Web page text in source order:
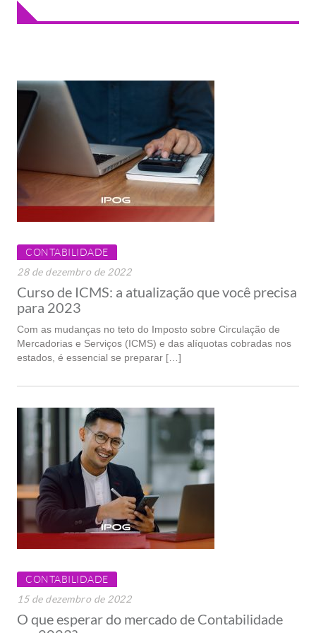
CONTABILIDADE
28 de dezembro de 2022
Curso de ICMS: a atualização que você precisa
para 2023
Com as mudanças no teto do Imposto sobre Circulação de
Mercadorias e Serviços (ICMS) e das alíquotas cobradas nos
estados, é essencial se preparar […]
CONTABILIDADE
15 de dezembro de 2022
O que esperar do mercado de Contabilidade